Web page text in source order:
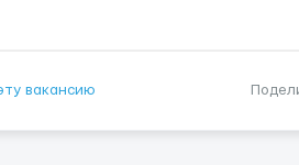
вакансию